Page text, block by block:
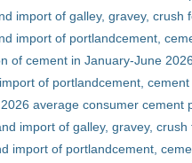
import of galley, gravey,
import of portlandcement,
of cement in January-June
of portlandcement,
average consumer cement
import of galley, gravey,
import of portlandcement,